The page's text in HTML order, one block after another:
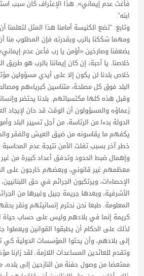
فأغث عدم إيماني». هذا الإعتراف كان سبب
ابنه”.
وتابع: “تضع الكنيسة أمامنا هذا المثل لتعلمنا
ومهما شككنا بالرب وبقدرته فإن المطلوب منا
بضعفنا وصارخين «أؤمن يا رب فأعن عدم
خلاصنا. يا أحبة، إن كان إيماننا بالرب هو طريق
خلاص بلدنا لن يكون إلا على أيدي مسؤولين
البلد فوق كل مصلحة، متناسين كبرياءهم
وقبل هذه كلها مكتسباتهم. بلدنا يحتضر
زعماؤه والمسؤولون أن الوقت قد حان لإيجاد
الدولة بدءا من الرئاسة، من أجل تسيير البلد
يكفهم ما يقاسونه من ضيق العيش والفقر
خطر آخر بسبب تفلت الأمن نتيجة عدم المحاسبة
وإهمال ضبط الحدود وتدفق أعداد كبيرة من غير
معظمهم غير قانوني، وبعضهم خارجون على
الإحصاءات، ويرتكبون الجرائم في حق
الأشرفية، وبعدها جريمة جبيل وغيرها من
المعلومة. طبعا نحن نحترم إنسانيتهم ونقر
كريمة إنما في بلادهم وليس على حساب حياة
لذلك على الحكام أن يطبقوا القوانين
إلى بلادهم، وأن يحثوا المؤسسات الدولية
وتقدم للعائدين المساعدات اللازمة. لقد زارنا
ممتعضا من وصول حفنة من النازحين إلى بلده،